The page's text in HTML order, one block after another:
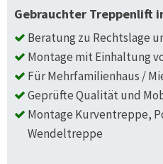
Gebrauchter Treppenlift
Beratung zu Rechtslage
Montage mit Einhaltung
Für Mehrfamilienhaus /
Geprüfte Qualität und
Montage Kurventreppe,
Wendeltreppe